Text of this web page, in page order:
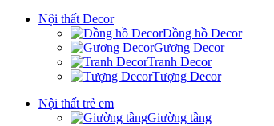
Nội thất Decor
Đồng hồ Decor
Gương Decor
Tranh Decor
Tượng Decor
Nội thất trẻ em
Giường tầng